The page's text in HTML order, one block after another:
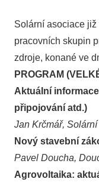
Solární asociace
pracovních skupin
zdroje, konané ve
PROGRAM
Aktuální
připojování atd.)
Jan Krčmář,
Nový stavební
Pavel Doucha,
Agrovoltaika: